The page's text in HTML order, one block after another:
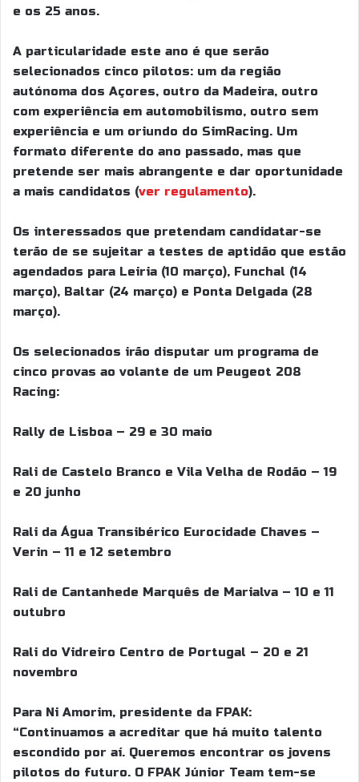
e os 25 anos.
A particularidade este ano é que serão
selecionados cinco pilotos: um da região
autónoma dos Açores, outro da Madeira, outro
com experiência em automobilismo, outro sem
experiência e um oriundo do SimRacing. Um
formato diferente do ano passado, mas que
pretende ser mais abrangente e dar oportunidade
a mais candidatos (ver regulamento).
Os interessados que pretendam candidatar-se
terão de se sujeitar a testes de aptidão que estão
agendados para Leiria (10 março), Funchal (14
março), Baltar (24 março) e Ponta Delgada (28
março).
Os selecionados irão disputar um programa de
cinco provas ao volante de um Peugeot 208
Racing:
Rally de Lisboa – 29 e 30 maio
Rali de Castelo Branco e Vila Velha de Rodão – 19
e 20 junho
Rali da Água Transibérico Eurocidade Chaves –
Verin – 11 e 12 setembro
Rali de Cantanhede Marquês de Marialva – 10 e 11
outubro
Rali do Vidreiro Centro de Portugal – 20 e 21
novembro
Para Ni Amorim, presidente da FPAK:
“Continuamos a acreditar que há muito talento
escondido por aí. Queremos encontrar os jovens
pilotos do futuro. O FPAK Júnior Team tem-se